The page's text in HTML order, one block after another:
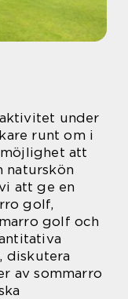
under
runt om i
att
naturskön
att ge en
golf,
golf och
diskutera
av sommarro